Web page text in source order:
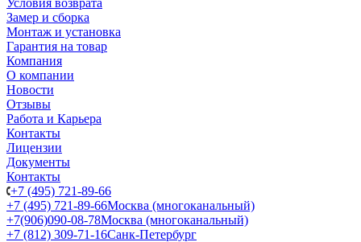
Условия возврата
Замер и сборка
Монтаж и установка
Гарантия на товар
Компания
О компании
Новости
Отзывы
Работа и Карьера
Контакты
Лицензии
Документы
Контакты
+7 (495) 721-89-66
+7 (495) 721-89-66Москва (многоканальный)
+7(906)090-08-78Москва (многоканальный)
+7 (812) 309-71-16Санк-Петербург